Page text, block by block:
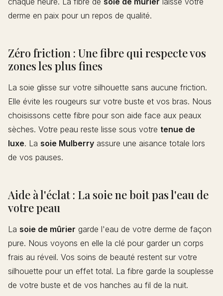
derme en paix pour un repos de qualité.
Zéro friction : Une fibre qui respecte vos
zones les plus fines
La soie glisse sur votre silhouette sans aucune friction.
Elle évite les rougeurs sur votre buste et vos bras. Nous
choisissons cette fibre pour son aide face aux peaux
sèches. Votre peau reste lisse sous votre tenue de
luxe. La soie Mulberry assure une aisance totale lors
de vos pauses.
Aide à l'éclat : La soie ne boit pas l'eau de
votre peau
La soie de mûrier garde l'eau de votre derme de façon
pure. Nous voyons en elle la clé pour garder un corps
frais au réveil. Vos soins de beauté restent sur votre
silhouette pour un effet total. La fibre garde la souplesse
de votre buste et de vos hanches au fil de la nuit.